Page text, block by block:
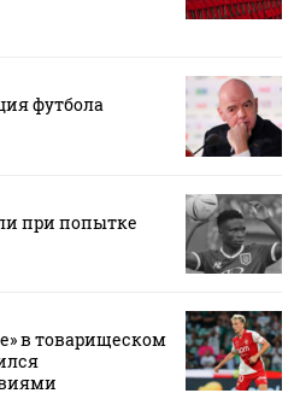
футбола
при попытке
в товарищеском